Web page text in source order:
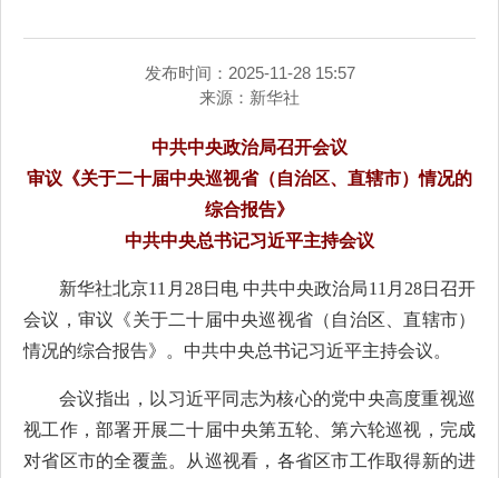
发布时间：2025-11-28 15:57
来源： 新华社
中共中央政治局召开会议
审议《关于二十届中央巡视省（自治区、直辖市）情况的
综合报告》
中共中央总书记习近平主持会议
新华社北京11月28日电 中共中央政治局11月28日召开
会议，审议《关于二十届中央巡视省（自治区、直辖市）
情况的综合报告》。中共中央总书记习近平主持会议。
会议指出，以习近平同志为核心的党中央高度重视巡
视工作，部署开展二十届中央第五轮、第六轮巡视，完成
对省区市的全覆盖。从巡视看，各省区市工作取得新的进